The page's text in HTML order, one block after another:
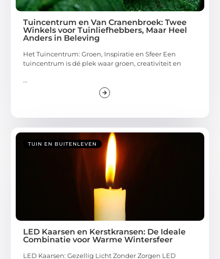
Tuincentrum en Van Cranenbroek: Twee
Winkels voor Tuinliefhebbers, Maar Heel
Anders in Beleving
Het Tuincentrum: Groen, Inspiratie en Sfeer Een
tuincentrum is dé plek waar groen, creativiteit en
...
TUIN EN BUITENLEVEN
LED Kaarsen en Kerstkransen: De Ideale
Combinatie voor Warme Winter­sfeer
LED Kaarsen: Gezellig Licht Zonder Zorgen LED